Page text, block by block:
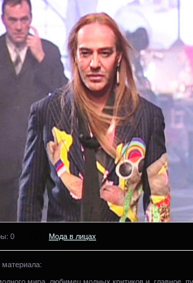
: 0 Мода в лицах
:
мира, любимец модных критиков и, главное,